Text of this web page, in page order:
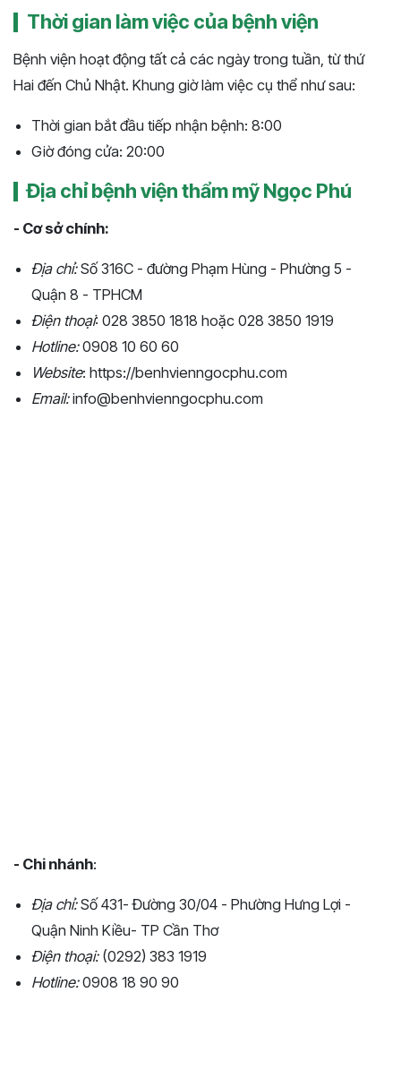
Thời gian làm việc của bệnh viện
Bệnh viện hoạt động tất cả các ngày trong tuần, từ thứ
Hai đến Chủ Nhật. Khung giờ làm việc cụ thể như sau:
Thời gian bắt đầu tiếp nhận bệnh: 8:00
Giờ đóng cửa: 20:00
Địa chỉ bệnh viện thẩm mỹ Ngọc Phú
- Cơ sở chính:
Địa chỉ:Số 316C - đường Phạm Hùng - Phường 5 -
Quận 8 - TPHCM
Điện thoại: 028 3850 1818 hoặc 028 3850 1919
Hotline:0908 10 60 60
Website: https://benhvienngocphu.com
Email:info@benhvienngocphu.com
- Chi nhánh:
Địa chỉ:Số 431- Đường 30/04 - Phường Hưng Lợi -
Quận Ninh Kiều- TP Cần Thơ
Điện thoại:(0292) 383 1919
Hotline:0908 18 90 90